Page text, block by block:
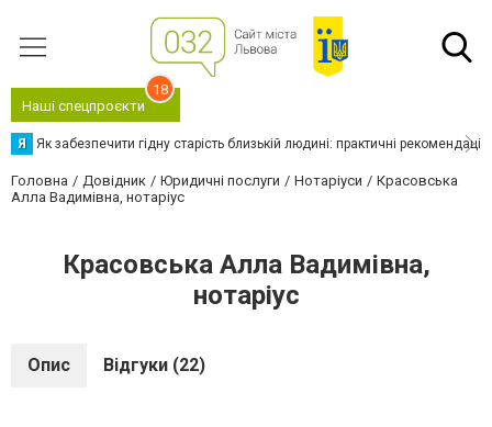
Наші спецпроєкти
18
Я Як забезпечити гідну старість близькій людині: практичні рекомендації
Головна Довідник Юридичні послуги Нотаріуси
Красовська
Алла Вадимівна, нотаріус
Красовська Алла Вадимівна,
нотаріус
Опис Відгуки (22)